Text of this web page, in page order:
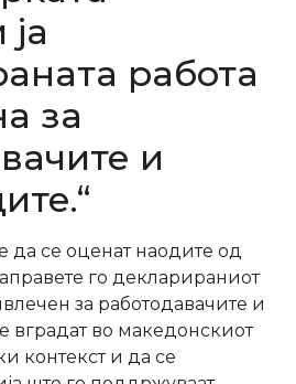
работа
за
и
да се оценат наодите од
го декларираниот
за работодавачите и
вградат во македонскиот
контекст и да се